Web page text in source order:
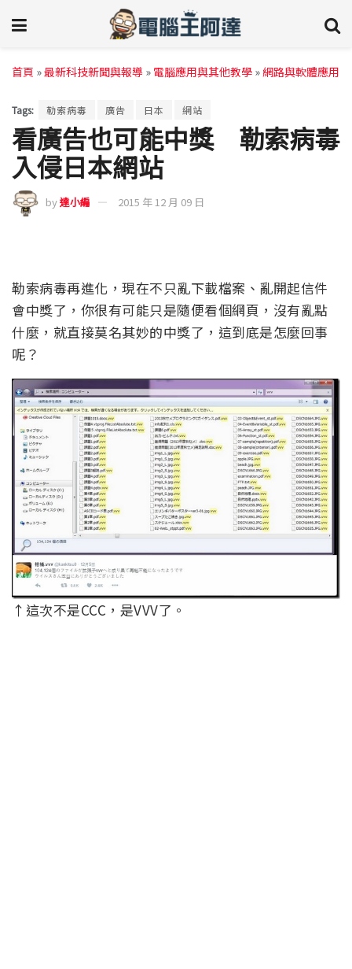
首頁 »最新科技新聞與報導 » 電腦應用與其他教學 »網路與軟體應用
Tags: 勒索病毒 廣告 日本 網站
看廣告也可能中獎 勒索病毒
入侵日本網站
by達小編 2015 年 12 月 09 日
勒索病毒再進化，現在不只亂下載檔案、亂開起信件
會中獎了，你很有可能只是隨便看個網頁，沒有亂點
什麼，就直接莫名其妙的中獎了，這到底是怎麼回事
呢？
↑這次不是CCC，是VVV了。